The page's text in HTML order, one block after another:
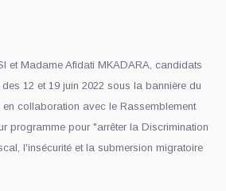
et Madame Afidati MKADARA, candidats
12 et 19 juin 2022 sous la bannière du
collaboration avec le Rassemblement
programme pour "arrêter la Discrimination
l'insécurité et la submersion migratoire